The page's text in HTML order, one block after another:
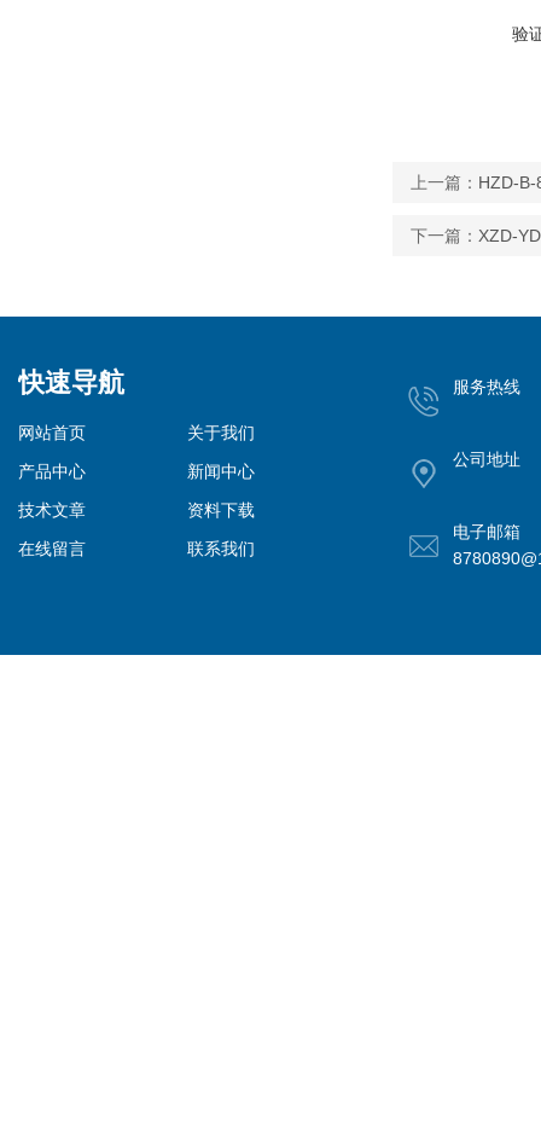
验
上一篇： HZD-B-
下一篇： XZD-
快速导航
网站首页
关于我们
产品中心
新闻中心
技术文章
资料下载
在线留言
联系我们
服务热线
公司地址
电子邮箱